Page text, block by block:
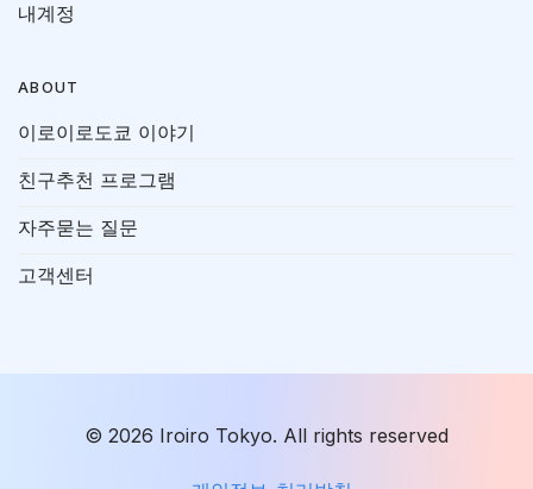
내계정
ABOUT
이로이로도쿄 이야기
친구추천 프로그램
자주묻는 질문
고객센터
© 2026 Iroiro Tokyo. All rights reserved